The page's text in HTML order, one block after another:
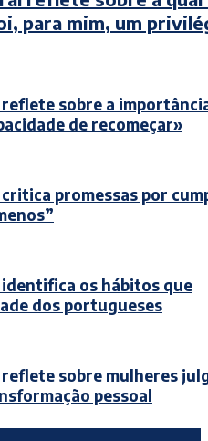
para mim, um
reflete sobre a
de recomeçar»
critica promessas por
identifica os hábitos que
dos portugueses
reflete sobre mulheres
pessoal